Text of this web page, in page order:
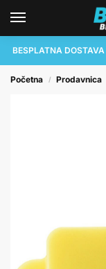
BESPLATNA DOSTAVA
Početna / Prodavnica